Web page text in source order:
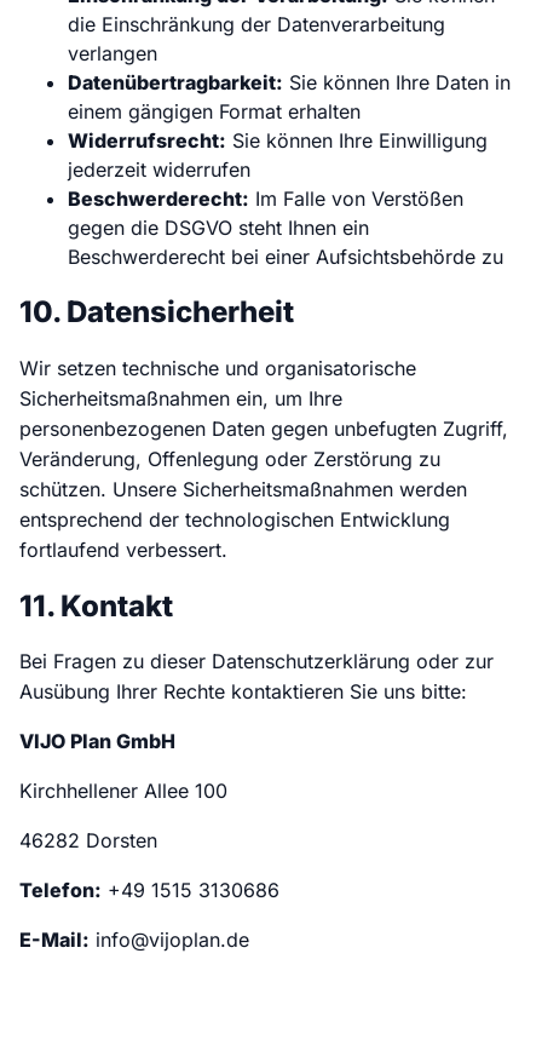
die Einschränkung der Datenverarbeitung
verlangen
Datenübertragbarkeit: Sie können Ihre Daten in
einem gängigen Format erhalten
Widerrufsrecht: Sie können Ihre Einwilligung
jederzeit widerrufen
Beschwerderecht: Im Falle von Verstößen
gegen die DSGVO steht Ihnen ein
Beschwerderecht bei einer Aufsichtsbehörde zu
10. Datensicherheit
Wir setzen technische und organisatorische
Sicherheitsmaßnahmen ein, um Ihre
personenbezogenen Daten gegen unbefugten Zugriff,
Veränderung, Offenlegung oder Zerstörung zu
schützen. Unsere Sicherheitsmaßnahmen werden
entsprechend der technologischen Entwicklung
fortlaufend verbessert.
11. Kontakt
Bei Fragen zu dieser Datenschutzerklärung oder zur
Ausübung Ihrer Rechte kontaktieren Sie uns bitte:
VIJO Plan GmbH
Kirchhellener Allee 100
46282 Dorsten
Telefon: +49 1515 3130686
E-Mail: info@vijoplan.de